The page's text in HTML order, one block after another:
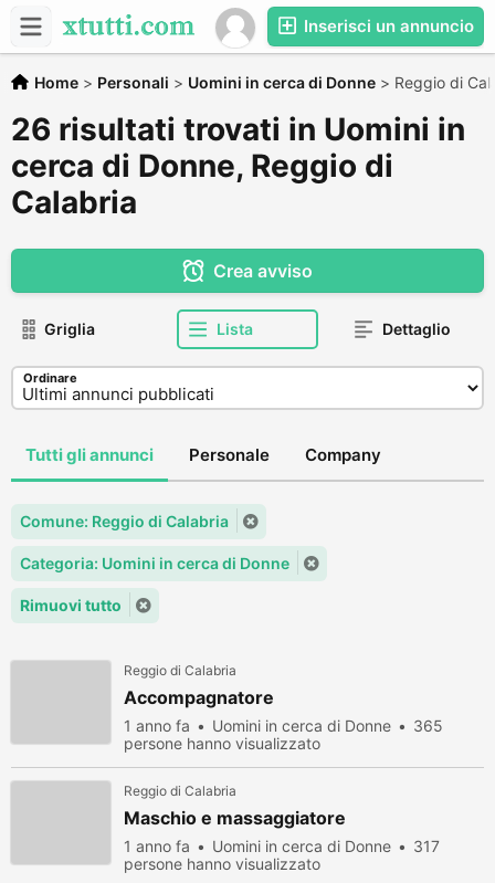
Inserisci un annuncio
Home > Personali > Uomini in cerca di Donne > Reggio di
26 risultati trovati in Uomini in
cerca di Donne, Reggio di
Calabria
Crea avviso
Griglia Lista Dettaglio
Ordinare
Tutti gli annunci Personale Company
Comune: Reggio di Calabria
Categoria: Uomini in cerca di Donne
Rimuovi tutto
Reggio di Calabria
Accompagnatore
1 anno fa Uomini in cerca di Donne
365
persone hanno visualizzato
Reggio di Calabria
Maschio e massaggiatore
1 anno fa Uomini in cerca di Donne
317
persone hanno visualizzato